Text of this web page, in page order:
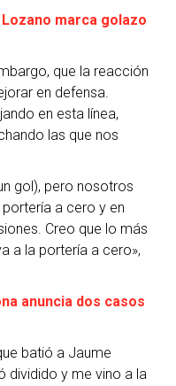
marca golazo
que la reacción
en defensa.
en esta línea,
las que nos
gol), pero nosotros
a cero y en
Creo que lo más
a la portería a cero»,
anuncia dos casos
batió a Jaume
dividido y me vino a la